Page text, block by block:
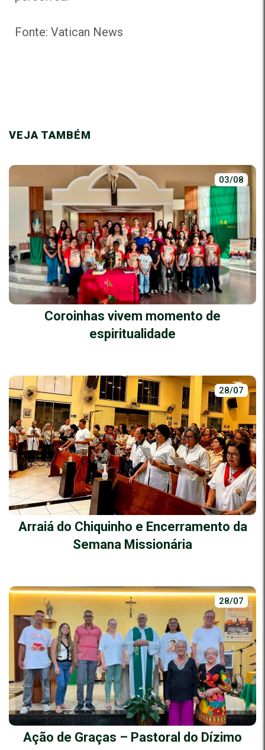
Fonte: Vatican News
VEJA TAMBÉM
03/08
Coroinhas vivem momento de
espiritualidade
28/07
Arraiá do Chiquinho e Encerramento da
Semana Missionária
28/07
Ação de Graças – Pastoral do Dízimo